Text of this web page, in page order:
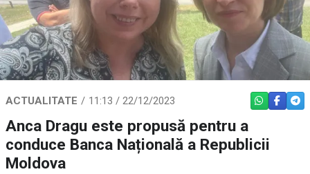
ACTUALITATE 11:13 / 22/12/2023 WHATSAPP
Anca Dragu este propusă pentru a
conduce Banca Națională a Republicii
Moldova